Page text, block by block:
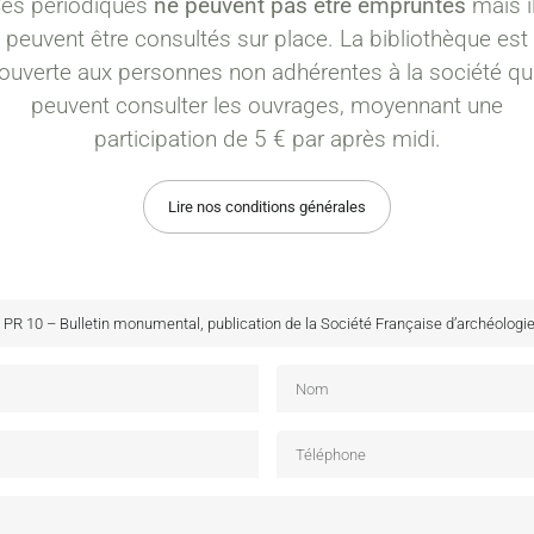
périodiques ne peuvent pas être empruntés mais
peuvent être consultés sur place. La bibliothèque est
aux personnes non adhérentes à la société
peuvent consulter les ouvrages, moyennant une
participation de 5 € par après midi.
Lire nos conditions générales